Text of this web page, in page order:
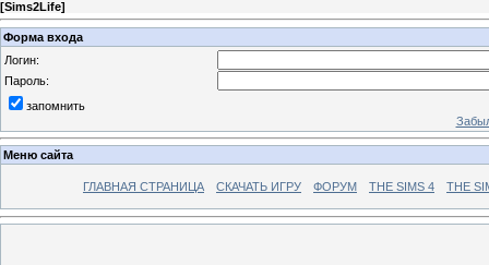
[Sims2Life]
Форма входа
Логин:
Пароль:
запомнить
Меню сайта
ГЛАВНАЯ СТРАНИЦА СКАЧАТЬ ИГРУ ФОРУМ THE SIMS 4 THE